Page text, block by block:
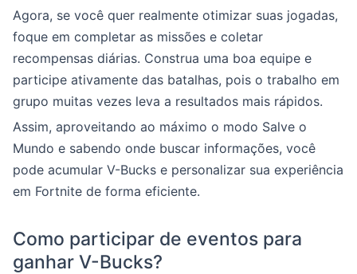
Agora, se você quer realmente otimizar suas jogadas,
foque em completar as missões e coletar
recompensas diárias. Construa uma boa equipe e
participe ativamente das batalhas, pois o trabalho em
grupo muitas vezes leva a resultados mais rápidos.
Assim, aproveitando ao máximo o modo Salve o
Mundo e sabendo onde buscar informações, você
pode acumular V-Bucks e personalizar sua experiência
em Fortnite de forma eficiente.
Como participar de eventos para
ganhar V-Bucks?